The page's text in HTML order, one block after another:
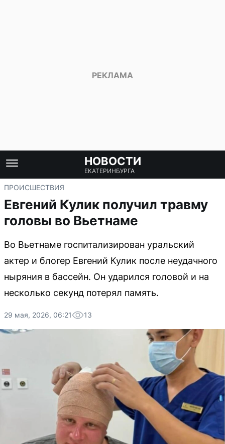
НОВОСТИ
ЕКАТЕРИНБУРГА
ПРОИСШЕСТВИЯ
Евгений Кулик получил травму
головы во Вьетнаме
Во Вьетнаме госпитализирован уральский
актер и блогер Евгений Кулик после неудачного
ныряния в бассейн. Он ударился головой и на
несколько секунд потерял память.
29 мая, 2026, 06:21 13